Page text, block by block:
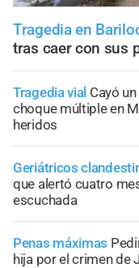
Tragedia en
tras caer con sus
Tragedia vial Cayó
choque múltiple en
heridos
Geriátricos
que alertó cuatro
escuchada
Penas máximas
hija por el crimen de